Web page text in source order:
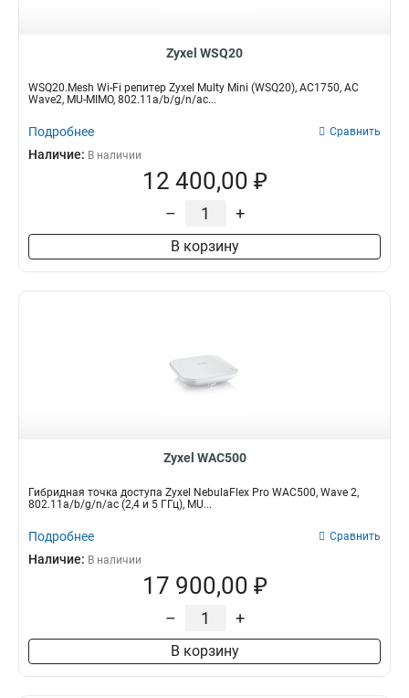
Zyxel WSQ20
WSQ20.Mesh Wi-Fi репитер Zyxel Multy Mini (WSQ20), AC1750, AC
Wave2, MU-MIMO, 802.11a/b/g/n/ac...
Подробнее Сравнить
Наличие: В наличии
12 400,00 ₽
– +
В корзину
Zyxel WAC500
Гибридная точка доступа Zyxel NebulaFlex Pro WAC500, Wave 2,
802.11a/b/g/n/ac (2,4 и 5 ГГц), MU...
Подробнее Сравнить
Наличие: В наличии
17 900,00 ₽
– +
В корзину